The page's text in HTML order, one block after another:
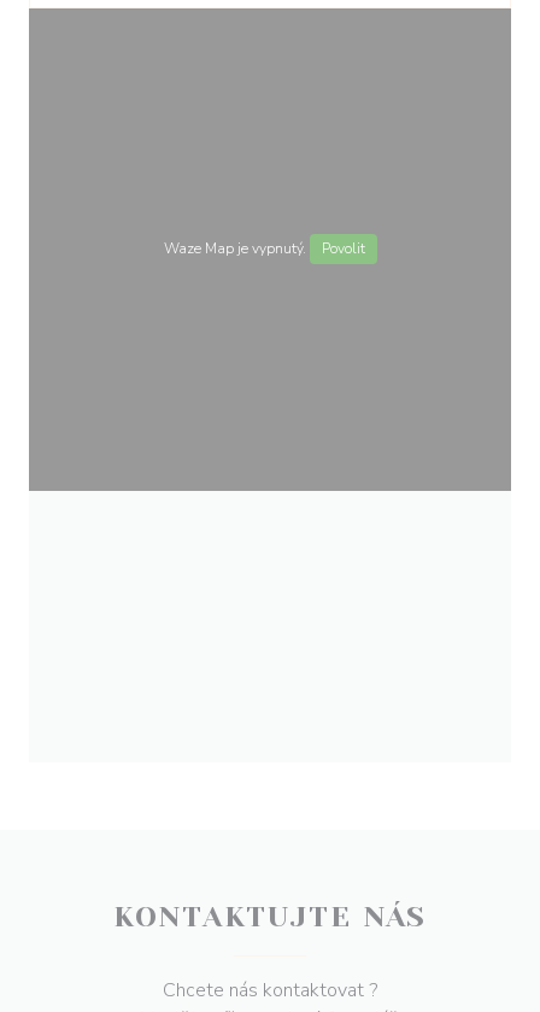
Waze Map je vypnutý. Povolit
KONTAKTUJTE NÁS
Chcete nás kontaktovat ?